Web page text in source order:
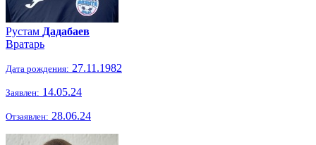
Рустам Дадабаев
Вратарь
Дата рождения: 27.11.1982
Заявлен: 14.05.24
Отзаявлен: 28.06.24